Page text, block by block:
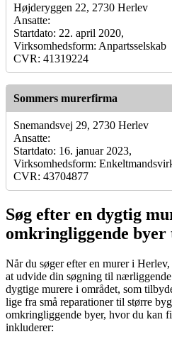
Højderyggen 22, 2730 Herlev
Ansatte:
Startdato: 22. april 2020,
Virksomhedsform: Anpartsselskab
CVR: 41319224
Sommers murerfirma
Snemandsvej 29, 2730 Herlev
Ansatte:
Startdato: 16. januar 2023,
Virksomhedsform:
CVR: 43704877
Søg efter en dygtig
omkringliggende
Når du søger efter en murer i
at udvide din søgning til
dygtige murere i området, som
lige fra små reparationer til større
omkringliggende byer, hvor du kan
inkluderer: